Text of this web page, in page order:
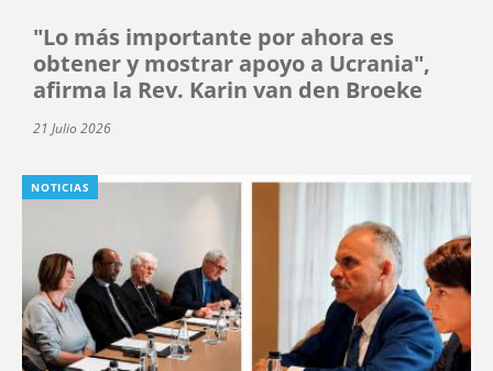
"Lo más importante por ahora es
obtener y mostrar apoyo a Ucrania",
afirma la Rev. Karin van den Broeke
21 Julio 2026
NOTICIAS